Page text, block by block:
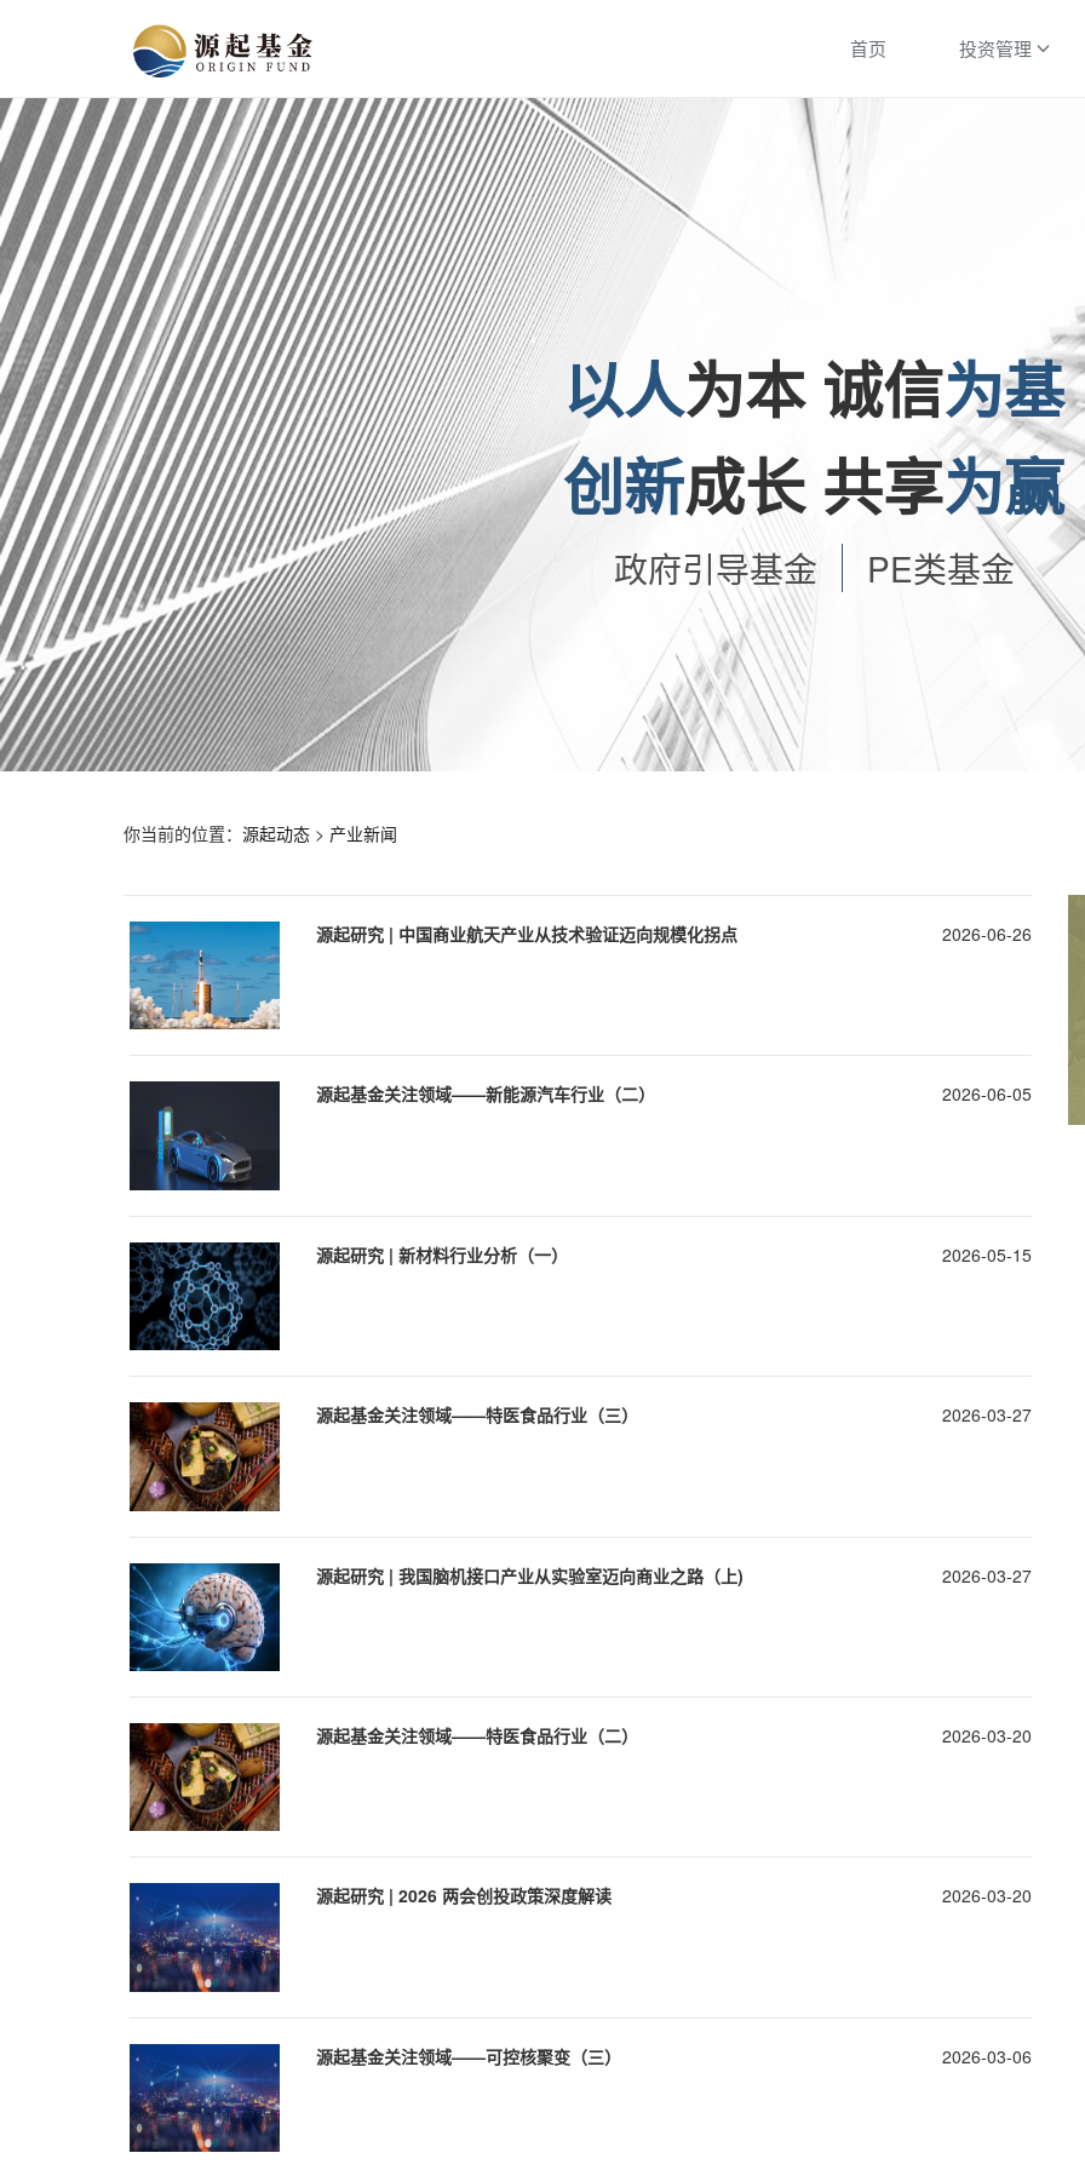
首页 投资管理
以人为本 诚信为基
创新成长 共享为赢
政府引导基金 PE类基金
你当前的位置： 源起动态 > 产业新闻
源起研究 | 中国商业航天产业从技术验证迈向规模化拐点 2026-06-26
源起基金关注领域——新能源汽车行业（二） 2026-06-05
源起研究 | 新材料行业分析（一） 2026-05-15
源起基金关注领域——特医食品行业（三） 2026-03-27
源起研究 | 我国脑机接口产业从实验室迈向商业之路（上) 2026-03-27
源起基金关注领域——特医食品行业（二） 2026-03-20
源起研究 | 2026 两会创投政策深度解读 2026-03-20
源起基金关注领域——可控核聚变（三） 2026-03-06